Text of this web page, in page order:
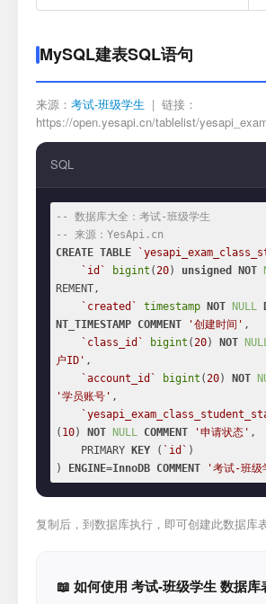
MySQL建表SQL语句
来源： 考试-班级学生 | 链接：
https://open.yesapi.cn/tablelist/
SQL
-- 数据库大全：考试-班级学生
-- 来源：YesApi.cn
CREATE TABLE
`id`
bigint (20) unsigned NOT
REMENT,
`created`
timestamp NOT NULL
NT_TIMESTAMP COMMENT '创建时间' ,
`class_id`
bigint (20) NOT
户ID' ,
`account_id`
bigint (20) NOT
'学员账号' ,
( 10) NOT NULL COMMENT '申请状态' ,
    PRIMARY
KEY ( `id` )
)
ENGINE=InnoDB COMMENT '考试-班级
复制后，到数据库执行，即可创建此数据库表
📖 如何使用 考试-班级学生 数据库